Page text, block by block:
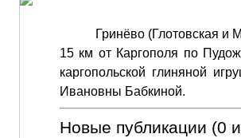
Гринёво (Глотовская и
15 км от Каргополя по
каргопольской глиняной
Ивановны Бабкиной.
Новые публикации (0